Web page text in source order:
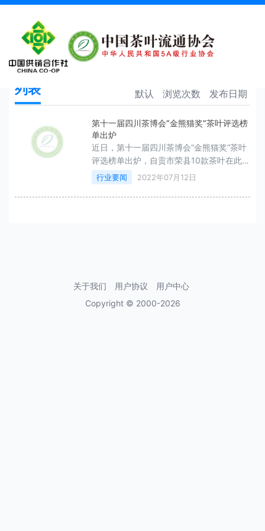
金熊猫奖 首页
列表 默认 浏览次数 发布日期
第十一届四川茶博会“金熊猫奖”茶叶评选榜
单出炉
近日，第十一届四川茶博会“金熊猫奖”茶叶
评选榜单出炉，自贡市荣县10款茶叶在此次
茶博会上获得九金一银。
行业要闻 2022年07月12日
关于我们 用户协议
用户中心
Copyright © 2000-2026